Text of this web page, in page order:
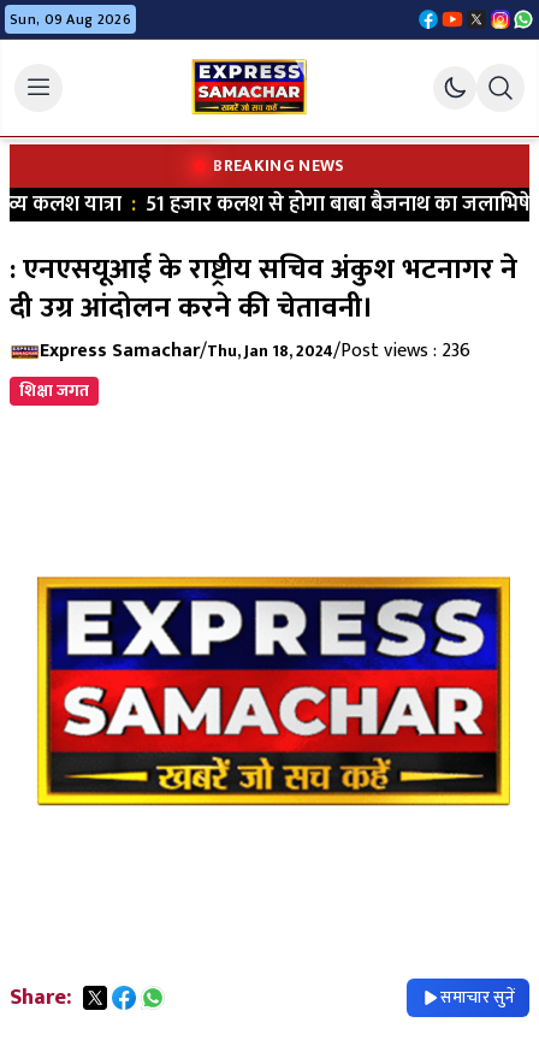
Sun, 09 Aug 2026
BREAKING NEWS
यात्रा:51 हजार कलश से होगा बाबा बैजनाथ का जलाभिषेक
: एनएसयूआई के राष्ट्रीय सचिव अंकुश भटनागर ने
दी उग्र आंदोलन करने की चेतावनी।
Express Samachar/Thu, Jan 18, 2024/Post views : 236
शिक्षा जगत
Share: समाचार सुनें